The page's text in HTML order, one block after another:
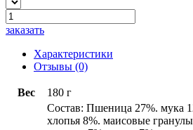
заказать
Характеристики
Отзывы (0)
Вес 180 г
Состав: Пшеница 27%. мука
хлопья 8%. маисовые